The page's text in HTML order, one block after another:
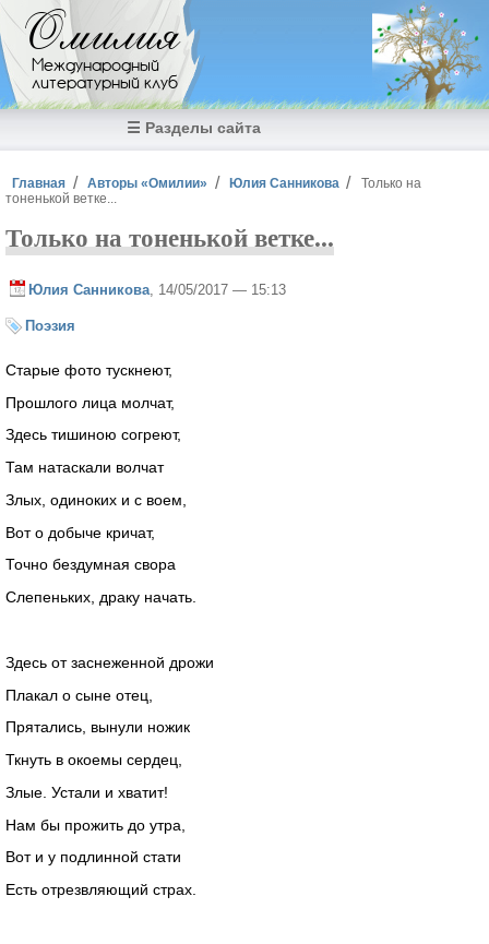
Перейти к основному содержанию
Омилия
Международный
литературный клуб
☰ Разделы сайта
Вы здесь
Главная Авторы «Омилии» Юлия Санникова
Только на
тоненькой ветке...
Только на тоненькой ветке...
Юлия Санникова , 14/05/2017 — 15:13
Поэзия
Старые фото тускнеют,
Прошлого лица молчат,
Здесь тишиною согреют,
Там натаскали волчат
Злых, одиноких и с воем,
Вот о добыче кричат,
Точно бездумная свора
Слепеньких, драку начать.
Здесь от заснеженной дрожи
Плакал о сыне отец,
Прятались, вынули ножик
Ткнуть в окоемы сердец,
Злые. Устали и хватит!
Нам бы прожить до утра,
Вот и у подлинной стати
Есть отрезвляющий страх.